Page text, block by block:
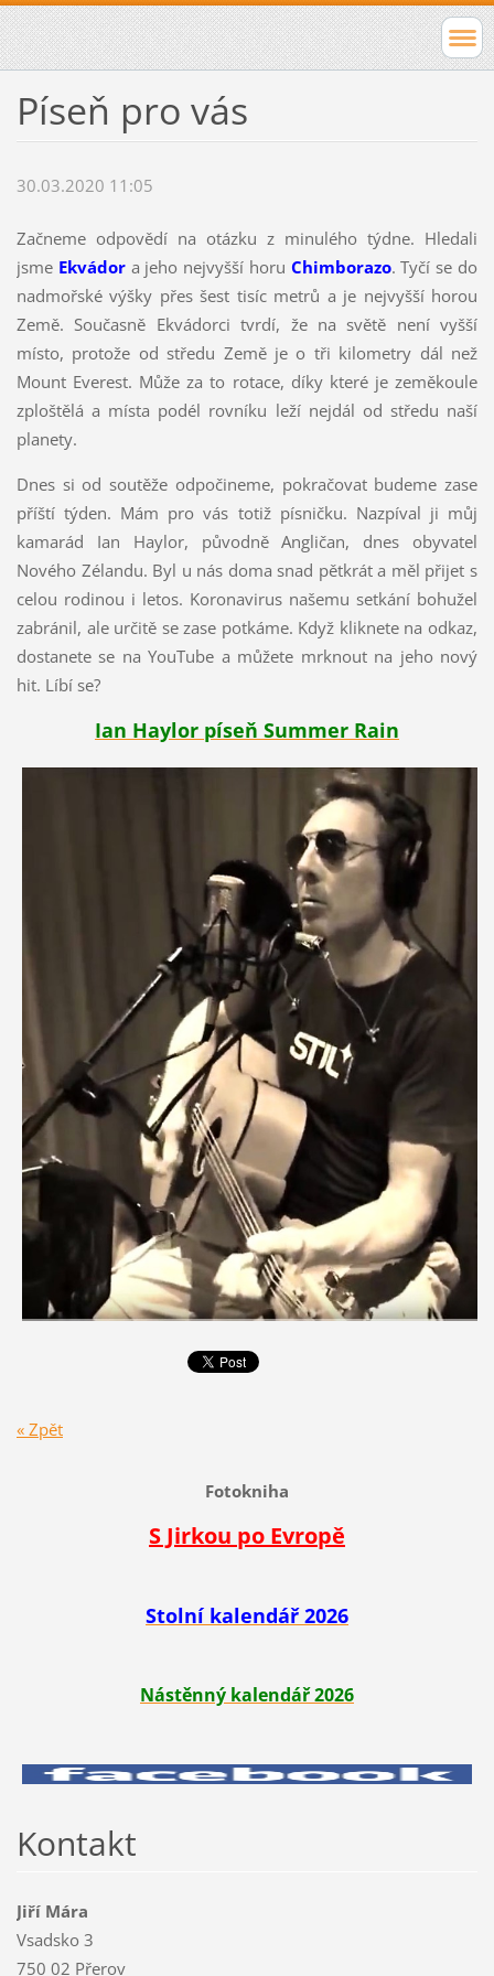
Píseň pro vás
30.03.2020 11:05
Začneme odpovědí na otázku z minulého týdne. Hledali
jsme Ekvádor a jeho nejvyšší horu Chimborazo. Tyčí se do
nadmořské výšky přes šest tisíc metrů a je nejvyšší horou
Země. Současně Ekvádorci tvrdí, že na světě není vyšší
místo, protože od středu Země je o tři kilometry dál než
Mount Everest. Může za to rotace, díky které je zeměkoule
zploštělá a místa podél rovníku leží nejdál od středu naší
planety.
Dnes si od soutěže odpočineme, pokračovat budeme zase
příští týden. Mám pro vás totiž písničku. Nazpíval ji můj
kamarád Ian Haylor, původně Angličan, dnes obyvatel
Nového Zélandu. Byl u nás doma snad pětkrát a měl přijet s
celou rodinou i letos. Koronavirus našemu setkání bohužel
zabránil, ale určitě se zase potkáme. Když kliknete na odkaz,
dostanete se na YouTube a můžete mrknout na jeho nový
hit. Líbí se?
Ian Haylor píseň Summer Rain
« Zpět
Fotokniha
S Jirkou po Evropě
Stolní kalendář 2026
Nástěnný kalendář 2026
Kontakt
Jiří Mára
Vsadsko 3
750 02 Přerov